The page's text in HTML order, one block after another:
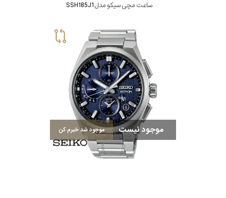
ساعت مچی سیکو مدل SSH185J1
موجود نیست موجود شد خبرم کن